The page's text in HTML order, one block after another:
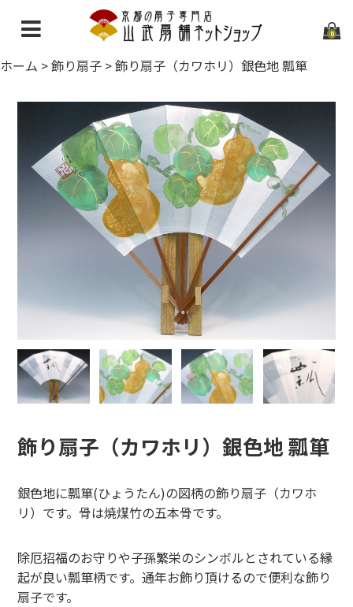
0
ホーム
当店について
ご利用ガイド
お問い合わせ
ホーム >飾り扇子 >飾り扇子（カワホリ）銀色地 瓢箪
飾り扇子（カワホリ）銀色地 瓢箪
銀色地に瓢箪(ひょうたん)の図柄の飾り扇子（カワホ
リ）です。骨は焼煤竹の五本骨です。
除厄招福のお守りや子孫繁栄のシンボルとされている縁
起が良い瓢箪柄です。通年お飾り頂けるので便利な飾り
扇子です。